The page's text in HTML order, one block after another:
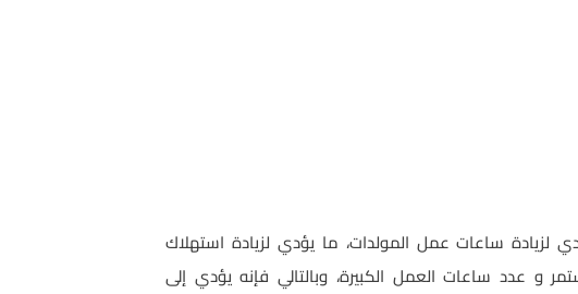
لزيادة ساعات عمل المولدات، ما يؤدي لزيادة استهلاك
و عدد ساعات العمل الكبيرة، وبالتالي فإنه يؤدي إلى